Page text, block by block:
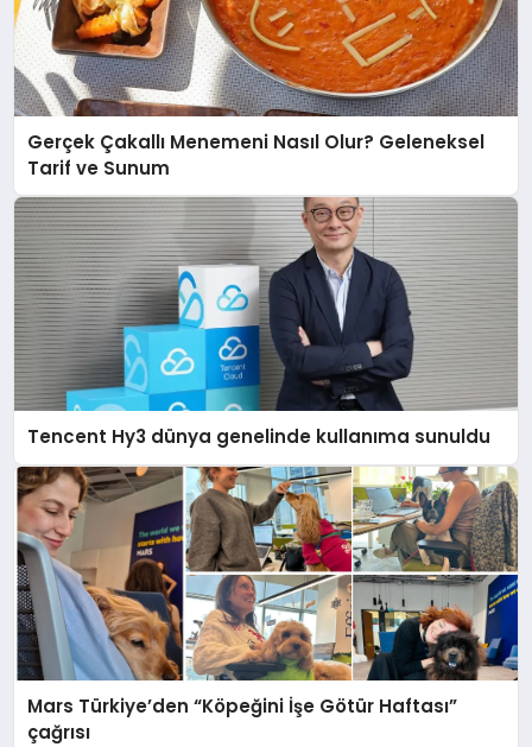
Gerçek Çakallı Menemeni Nasıl Olur? Geleneksel
Tarif ve Sunum
Tencent Hy3 dünya genelinde kullanıma sunuldu
Mars Türkiye’den “Köpeğini İşe Götür Haftası”
çağrısı